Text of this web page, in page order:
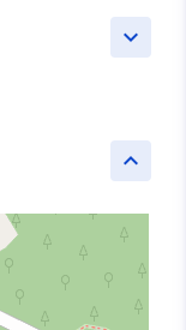
keyboard_arrow_down
keyboard_arrow_up